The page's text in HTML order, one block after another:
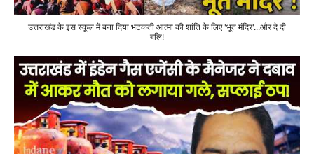
उत्तराखंड के इस स्कूल में बना दिया भटकती आत्मा की शांति के लिए 'भूत मंदिर'...और दे दी
बलि!